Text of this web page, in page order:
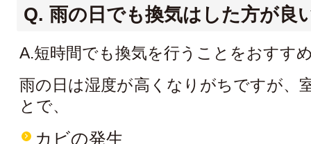
Q. 雨の日でも換気はした方が良
A.短時間でも換気を行うことをおすす
雨の日は湿度が高くなりがちですが、
とで、
カビの発生